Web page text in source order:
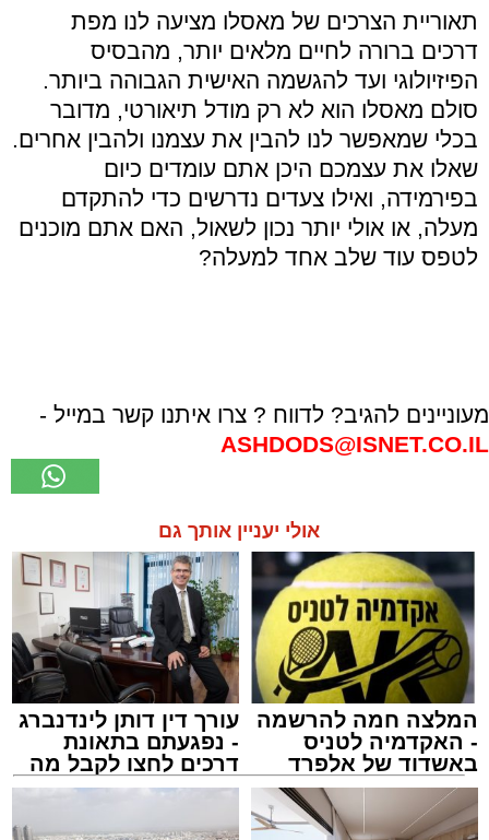
תאוריית הצרכים של מאסלו מציעה לנו מפת
דרכים ברורה לחיים מלאים יותר, מהבסיס
הפיזיולוגי ועד להגשמה האישית הגבוהה ביותר.
סולם מאסלו הוא לא רק מודל תיאורטי, מדובר
בכלי שמאפשר לנו להבין את עצמנו ולהבין אחרים.
שאלו את עצמכם היכן אתם עומדים כיום
בפירמידה, ואילו צעדים נדרשים כדי להתקדם
מעלה, או אולי יותר נכון לשאול, האם אתם מוכנים
לטפס עוד שלב אחד למעלה?
מעוניינים להגיב? לדווח ? צרו איתנו קשר במייל -
ASHDODS@ISNET.CO.IL
אולי יעניין אותך גם
המלצה חמה להרשמה
- האקדמיה לטניס
באשדוד של אלפרד
קריאולנסקי - לילדים
עורך דין דותן לינדנברג
- נפגעתם בתאונת
דרכים לחצו לקבל מה
שמגיע לכם